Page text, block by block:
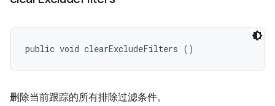
public void clearExcludeFilters ()
删除当前跟踪的所有排除过滤条件。